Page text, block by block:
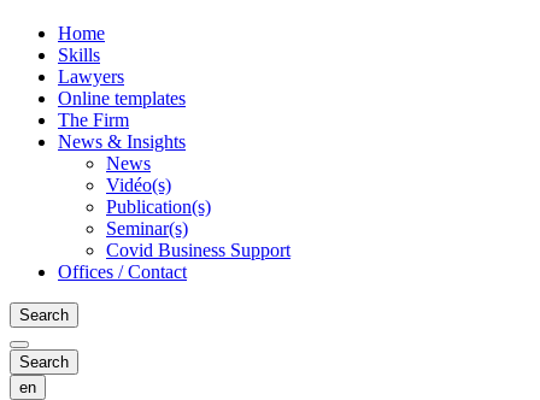
Home
Skills
Lawyers
Online templates
The Firm
News & Insights
News
Vidéo(s)
Publication(s)
Seminar(s)
Covid Business Support
Offices / Contact
Search
Search
en